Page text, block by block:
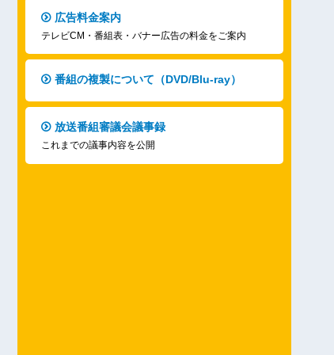
広告料金案内
テレビCM・番組表・バナー広告の料金をご案内
番組の複製について（DVD/Blu-ray）
放送番組審議会議事録
これまでの議事内容を公開